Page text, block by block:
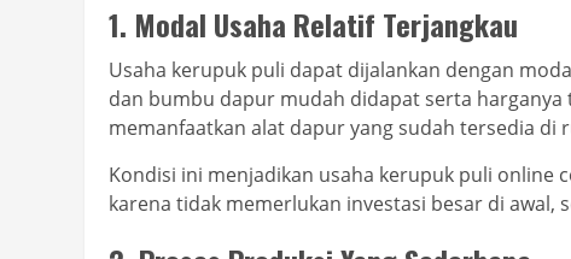
1. Modal Usaha Relatif Terjangkau
Usaha kerupuk puli dapat dijalankan dengan
dan bumbu dapur mudah didapat serta
memanfaatkan alat dapur yang sudah tersedia di
Kondisi ini menjadikan usaha kerupuk puli online
karena tidak memerlukan investasi besar di awal,